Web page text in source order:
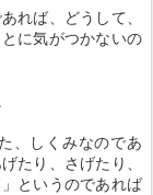
れば、どうして、
に気がつかないの
、しくみなのであ
たり、さげたり、
というのであれば